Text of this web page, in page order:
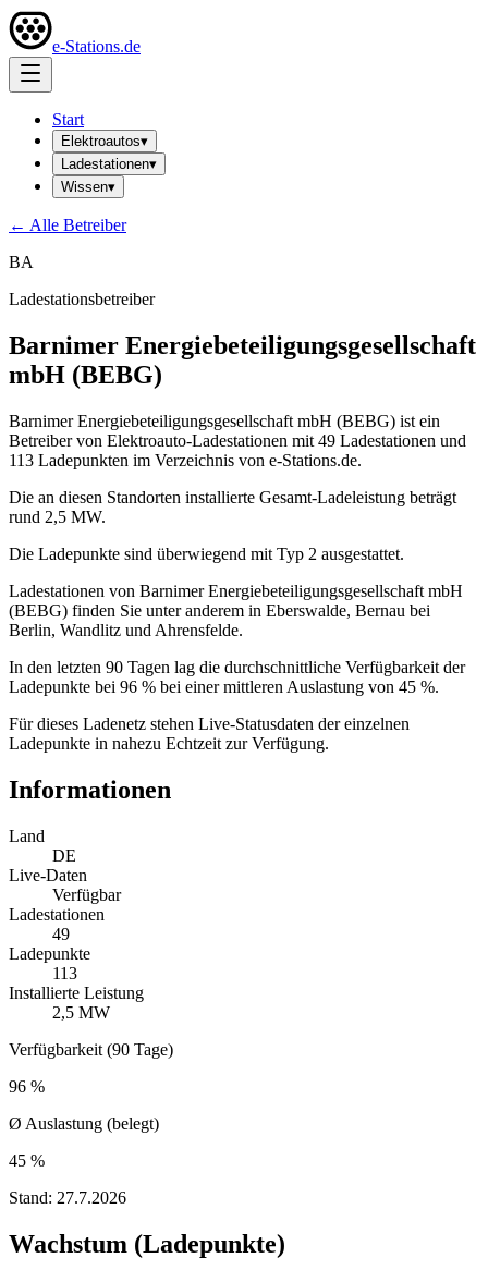
e-Stations.de
Start
Elektroautos▾
Ladestationen▾
Wissen▾
← Alle Betreiber
BA
Ladestationsbetreiber
Barnimer Energiebeteiligungsgesellschaft
mbH (BEBG)
Barnimer Energiebeteiligungsgesellschaft mbH (BEBG) ist ein
Betreiber von Elektroauto-Ladestationen mit 49 Ladestationen und
113 Ladepunkten im Verzeichnis von e-Stations.de.
Die an diesen Standorten installierte Gesamt-Ladeleistung beträgt
rund 2,5 MW.
Die Ladepunkte sind überwiegend mit Typ 2 ausgestattet.
Ladestationen von Barnimer Energiebeteiligungsgesellschaft mbH
(BEBG) finden Sie unter anderem in Eberswalde, Bernau bei
Berlin, Wandlitz und Ahrensfelde.
In den letzten 90 Tagen lag die durchschnittliche Verfügbarkeit der
Ladepunkte bei 96 % bei einer mittleren Auslastung von 45 %.
Für dieses Ladenetz stehen Live-Statusdaten der einzelnen
Ladepunkte in nahezu Echtzeit zur Verfügung.
Informationen
Land
DE
Live-Daten
Verfügbar
Ladestationen
49
Ladepunkte
113
Installierte Leistung
2,5 MW
Verfügbarkeit (90 Tage)
96 %
Ø Auslastung (belegt)
45 %
Stand: 27.7.2026
Wachstum (Ladepunkte)